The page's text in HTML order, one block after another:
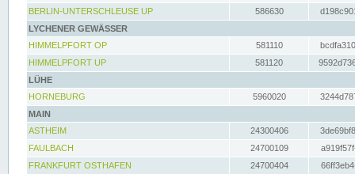
BERLIN-UNTERSCHLEUSE UP
586630
LYCHENER GEWÄSSER
HIMMELPFORT OP
581110
HIMMELPFORT UP
581120
LÜHE
HORNEBURG
5960020
MAIN
ASTHEIM
24300406
FAULBACH
24700109
FRANKFURT OSTHAFEN
24700404